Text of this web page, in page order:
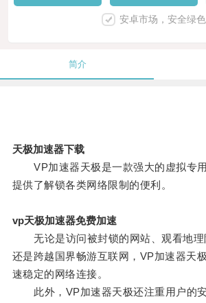
安卓市场，安全绿色
简介
天极加速器下载
VP加速器天极是一款强大的虚拟专用
提供了解锁各类网络限制的便利。
vp天极加速器免费加速
无论是访问被封锁的网站、观看地理
还是跨越国界畅游互联网，VP加速器天
速稳定的网络连接。
此外，VP加速器天极还注重用户的安